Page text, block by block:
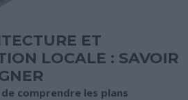
ET
LOCALE : SAVOIR
comprendre les plans